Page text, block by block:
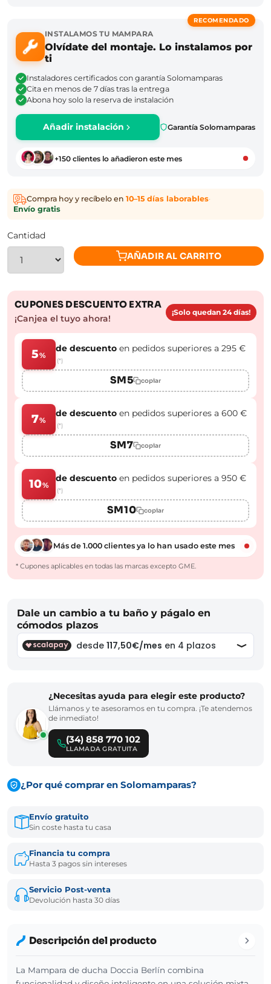
RECOMENDADO
INSTALAMOS TU MAMPARA
Olvídate del montaje. Lo instalamos por
ti
Instaladores certificados con garantía Solomamparas
Cita en menos de 7 días tras la entrega
Abona hoy solo la reserva de instalación
Añadir instalación Garantía Solomamparas
+150 clientes lo añadieron este mes
Compra hoy y recíbelo en 10–15 días laborables·
Envío gratis
Cantidad
AÑADIR AL CARRITO
CUPONES DESCUENTO EXTRA
¡Canjea el tuyo ahora!
¡Solo quedan 24 días!
5%
de descuento en pedidos superiores a 295 €
(*)
SM5 copiar
7%
de descuento en pedidos superiores a 600 €
(*)
SM7 copiar
10%
de descuento en pedidos superiores a 950 €
(*)
SM10 copiar
Más de 1.000 clientes ya lo han usado este mes
* Cupones aplicables en todas las marcas excepto GME.
Dale un cambio a tu baño y págalo en
cómodos plazos
¿Necesitas ayuda para elegir este producto?
Llámanos y te asesoramos en tu compra. ¡Te atendemos
de inmediato!
(34) 858 770 102
LLAMADA GRATUITA
¿Por qué comprar en Solomamparas?
Envío gratuito
Sin coste hasta tu casa
Financia tu compra
Hasta 3 pagos sin intereses
Servicio Post-venta
Devolución hasta 30 días
Descripción del producto
La Mampara de ducha Doccia Berlín combina